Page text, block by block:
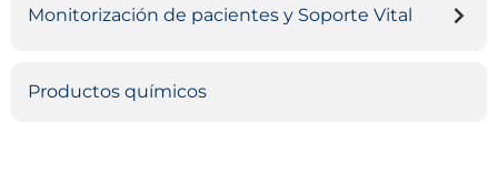
Monitorización de pacientes y Soporte Vital
Productos químicos